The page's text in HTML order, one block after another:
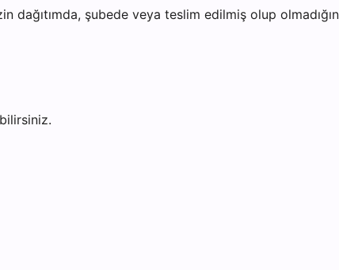
dağıtımda, şubede veya teslim edilmiş olup